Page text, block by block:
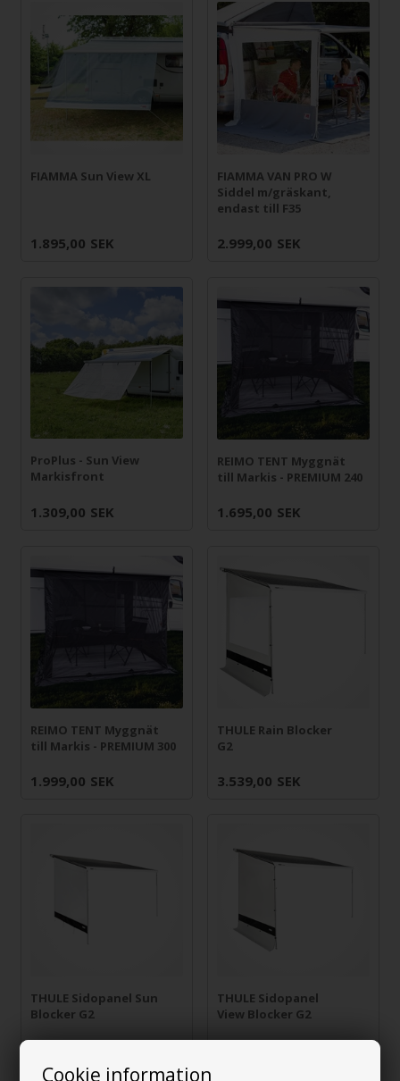
Cookie information
FIAMMA Sun View XL
1.895,00 SEK
FIAMMA VAN PRO W
Siddel m/gräskant,
endast till F35
2.999,00 SEK
ProPlus - Sun View
Markisfront
1.309,00 SEK
REIMO TENT Myggnät
till Markis - PREMIUM 240
1.695,00 SEK
REIMO TENT Myggnät
till Markis - PREMIUM 300
1.999,00 SEK
THULE Rain Blocker
G2
3.539,00 SEK
THULE Sidopanel Sun
Blocker G2
THULE Sidopanel
View Blocker G2